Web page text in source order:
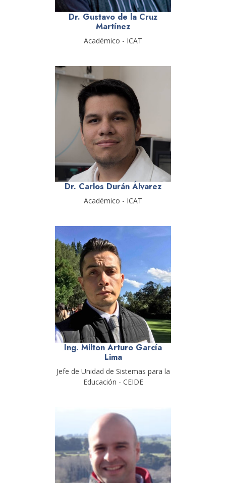
Dr. Gustavo de la Cruz
Martínez
Académico - ICAT
Dr. Carlos Durán Álvarez
Académico - ICAT
Ing. Milton Arturo García
Lima
Jefe de Unidad de Sistemas para la
Educación - CEIDE